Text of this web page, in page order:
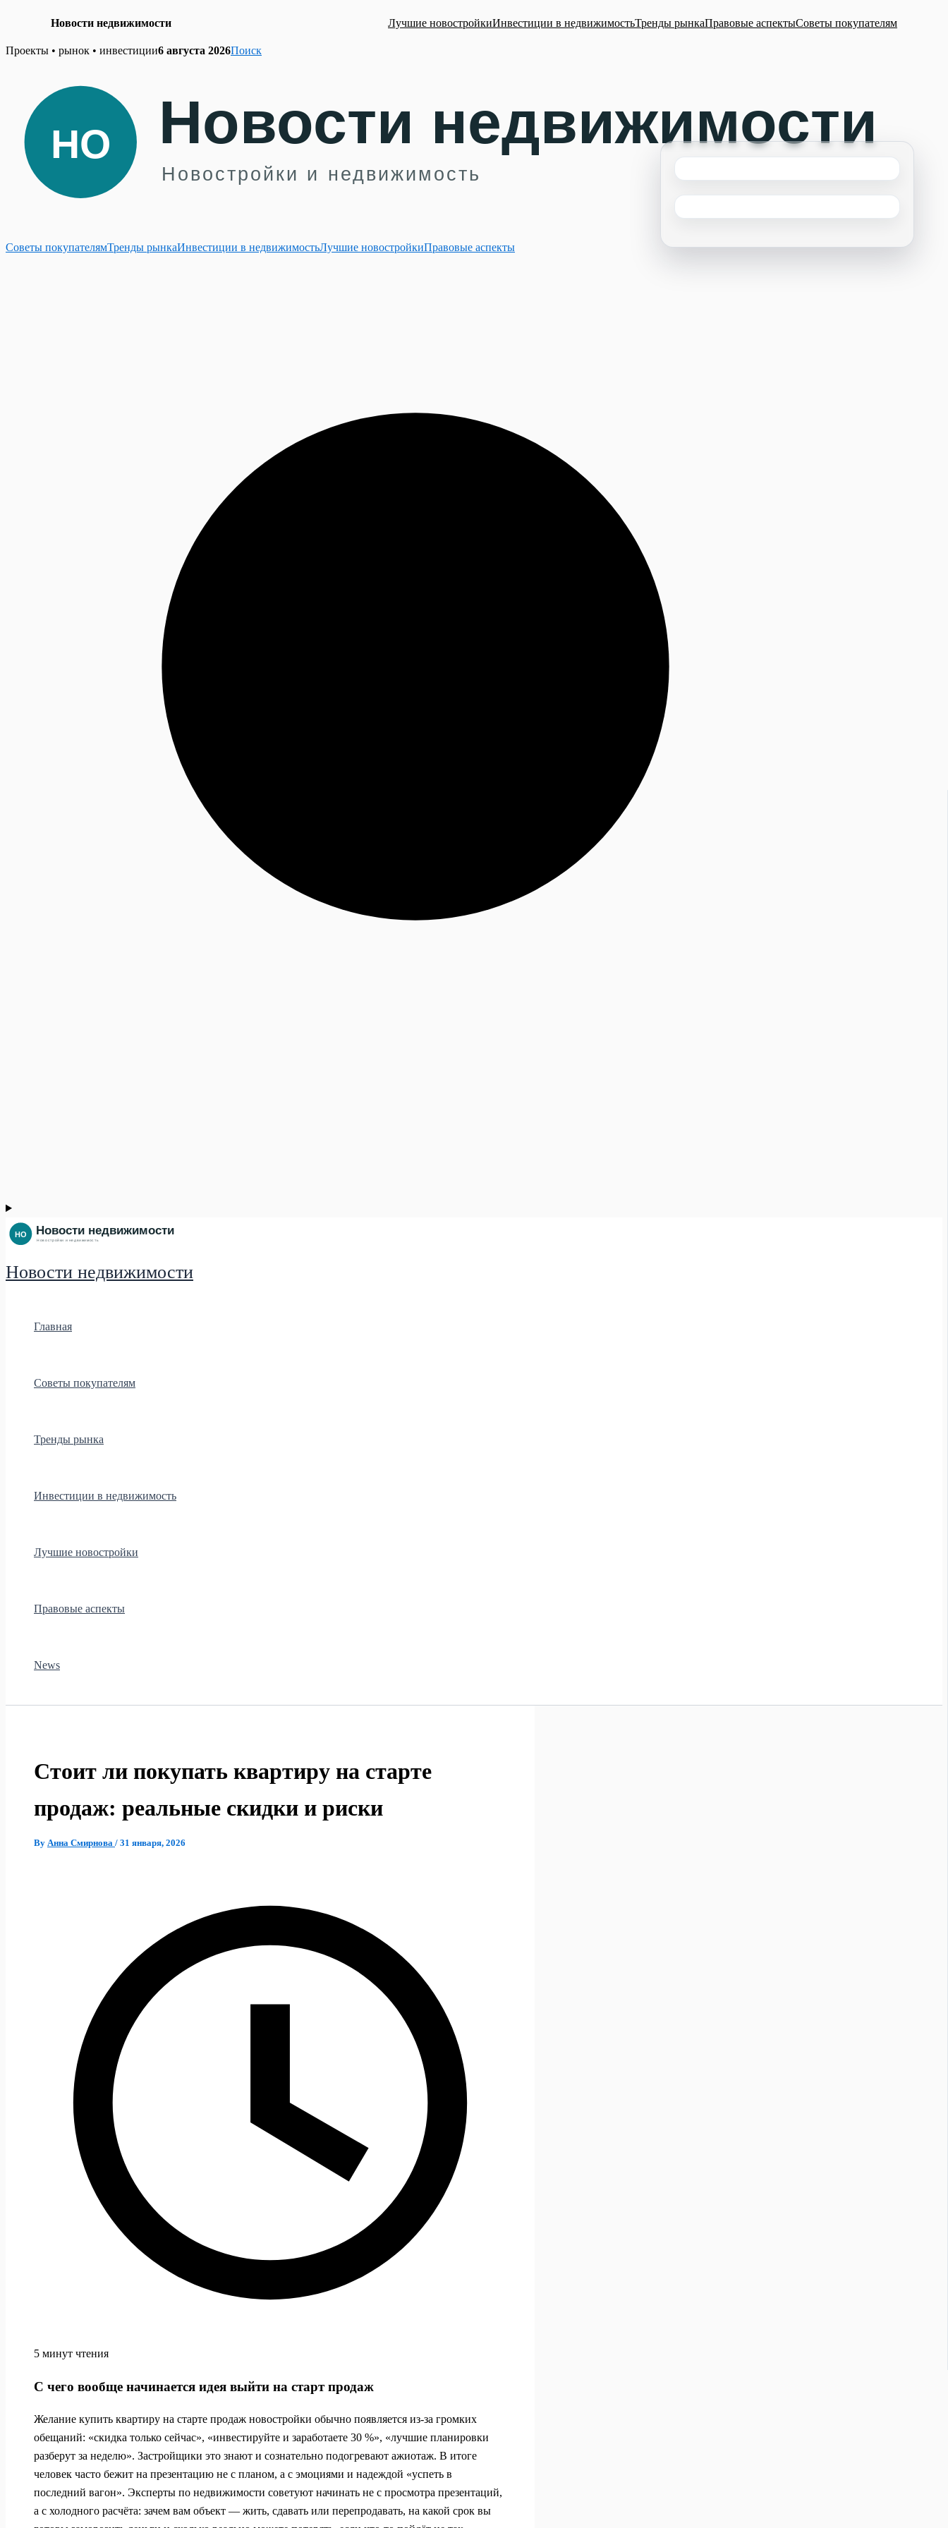
Новости недвижимости Лучшие новостройкиИнвестиции в недвижимостьТренды рынкаПравовые аспектыСоветы покупателям
Skip
Проекты • рынок • инвестиции6 августа 2026Поиск
Советы покупателямТренды рынкаИнвестиции в недвижимостьЛучшие новостройкиПравовые аспекты
Новости недвижимости
Главная
Советы покупателям
Тренды рынка
Инвестиции в недвижимость
Лучшие новостройки
Правовые аспекты
News
Стоит ли покупать квартиру на старте
продаж: реальные скидки и риски
By Анна Смирнова / 31 января, 2026
5 минут чтения
С чего вообще начинается идея выйти на старт продаж
Желание купить квартиру на старте продаж новостройки обычно появляется из‑за громких
обещаний: «скидка только сейчас», «инвестируйте и заработаете 30 %», «лучшие планировки
разберут за неделю». Застройщики это знают и сознательно подогревают ажиотаж. В итоге
человек часто бежит на презентацию не с планом, а с эмоциями и надеждой «успеть в
последний вагон». Эксперты по недвижимости советуют начинать не с просмотра презентаций,
а с холодного расчёта: зачем вам объект — жить, сдавать или перепродавать, на какой срок вы